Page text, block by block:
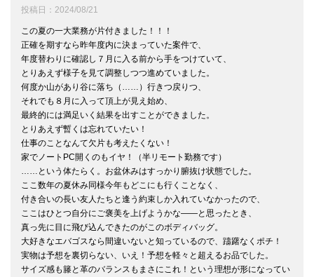
投稿日 2024/08/21
この夏の一大業務が片付きました！！！
正確を期すなら昨年度内に決まっていた案件で、
年度替わりに確認し７月に入る前から手をつけていて、
とりあえず様子を見て調整しつつ進めていました。
何度か山があり谷に落ち（……）行きつ戻りつ、
それでも８月に入って頂上が見え始め、
最終的には満足いく結果を出すことができました。
とりあえず暫くは忘れていたい！
仕事のことなんて欠片も考えたくない！
家でノートPC開くのもイヤ！（半リモート勤務です）
……という体たらく。お盆休みはすっかり腑抜け状態でした。
ここ数年の夏休み同様今年もどこにも行くことなく、
付き合いの長い友人たちと逢う約束しか入れていなかったので、
ここはひとつ自分にご褒美を上げようかな――と思ったとき、
真っ先に目に飛び込んできたのがこのボディバッグ。
大好きなエバゴスなら間違いないと知っているので、躊躇なくポチ！
実物は予想を裏切らない、いえ！予想を軽々と超えるお品でした。
サイズ感も籐と革のバランスもまさにこれ！という理想が形になってい